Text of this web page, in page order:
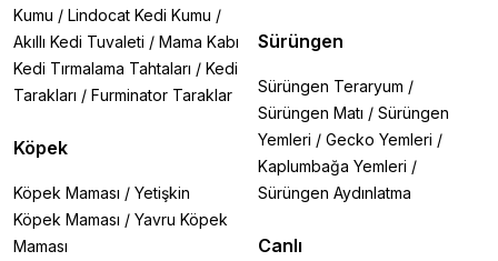
Kumu / Lindocat Kedi Kumu /
Akıllı Kedi Tuvaleti / Mama Kabı
Kedi Tırmalama Tahtaları / Kedi
Tarakları / Furminator Taraklar
Köpek
Köpek Maması / Yetişkin
Köpek Maması / Yavru Köpek
Maması
Sürüngen
Sürüngen Teraryum /
Sürüngen Matı / Sürüngen
Yemleri / Gecko Yemleri /
Kaplumbağa Yemleri /
Sürüngen Aydınlatma
Canlı